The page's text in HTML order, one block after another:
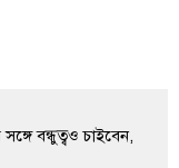
বন্ধুত্বও চাইবেন,